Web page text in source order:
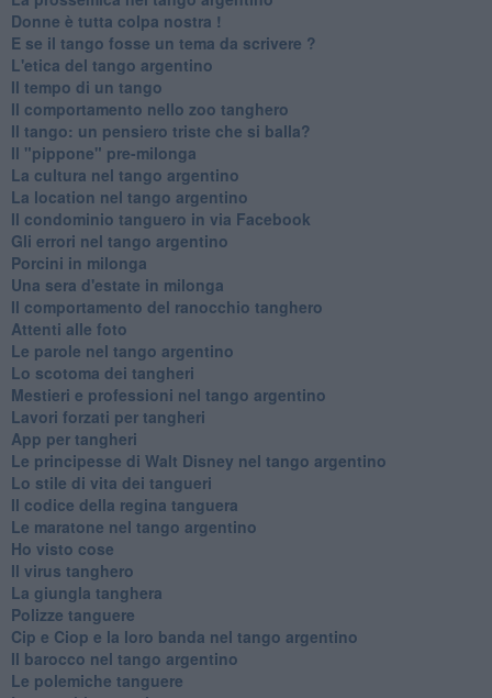
Donne è tutta colpa nostra !
E se il tango fosse un tema da scrivere ?
L'etica del tango argentino
Il tempo di un tango
Il comportamento nello zoo tanghero
Il tango: un pensiero triste che si balla?
Il "pippone" pre-milonga
La cultura nel tango argentino
La location nel tango argentino
Il condominio tanguero in via Facebook
Gli errori nel tango argentino
Porcini in milonga
Una sera d'estate in milonga
Il comportamento del ranocchio tanghero
Attenti alle foto
Le parole nel tango argentino
Lo scotoma dei tangheri
Mestieri e professioni nel tango argentino
Lavori forzati per tangheri
App per tangheri
Le principesse di Walt Disney nel tango argentino
Lo stile di vita dei tangueri
Il codice della regina tanguera
Le maratone nel tango argentino
Ho visto cose
Il virus tanghero
La giungla tanghera
Polizze tanguere
Cip e Ciop e la loro banda nel tango argentino
Il barocco nel tango argentino
Le polemiche tanguere